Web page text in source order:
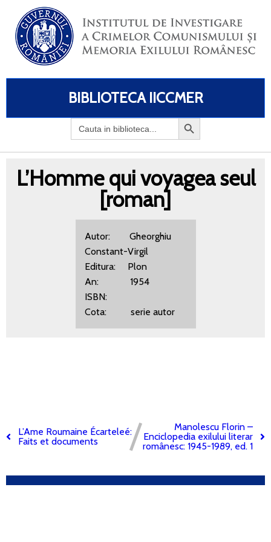
BIBLIOTECA IICCMER
Search
for:
L’Homme qui voyagea seul
[roman]
Autor: Gheorghiu
Constant-Virgil
Editura: Plon
An: 1954
ISBN:
Cota: serie autor
L’Ame Roumaine Écarteleé:
Faits et documents
Manolescu Florin –
Enciclopedia exilului literar
românesc: 1945-1989, ed. 1